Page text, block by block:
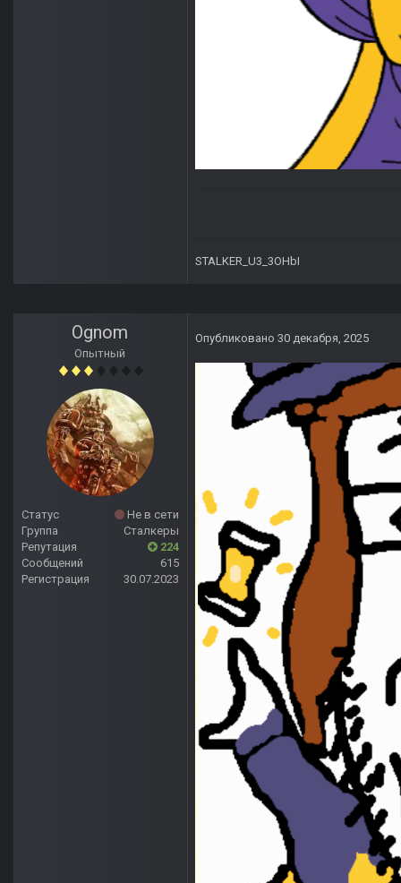
STALKER_U3_3OHbI
Ognom
Опытный
Статус
Не в сети
Группа
Сталкеры
Репутация
224
Сообщений
615
Регистрация
30.07.2023
Опубликовано 30 декабря, 2025